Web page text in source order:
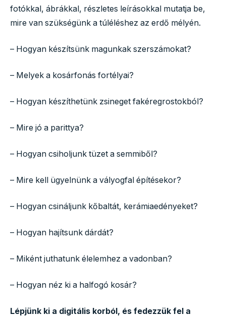
fotókkal, ábrákkal, részletes leírásokkal mutatja be,
mire van szükségünk a túléléshez az erdő mélyén.
– Hogyan készítsünk magunkak szerszámokat?
– Melyek a kosárfonás fortélyai?
– Hogyan készíthetünk zsineget fakéregrostokból?
– Mire jó a parittya?
– Hogyan csiholjunk tüzet a semmiből?
– Mire kell ügyelnünk a vályogfal építésekor?
– Hogyan csináljunk kőbaltát, kerámiaedényeket?
– Hogyan hajítsunk dárdát?
– Miként juthatunk élelemhez a vadonban?
– Hogyan néz ki a halfogó kosár?
Lépjünk ki a digitális korból, és fedezzük fel a